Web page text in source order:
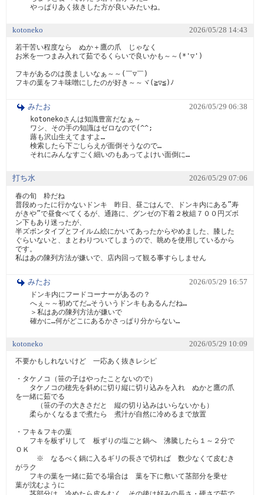
やっぱりあく抜きした方が良いみたいね。
kotoneko 2026/05/28 14:43
若干苦い程度なら　ぬか＋鷹の爪　じゃなく
お米を一つまみ入れて茹でるくらいで良いかも～～(*'▽')
フキがあるのは羨ましいなぁ～～(￣▽￣)
フキの葉をフキ味噌にしたのが好き～～ヾ(≧▽≦)ﾉ
みたお
2026/05/29 06:38
kotonekoさんは知識豊富だなぁ～
ワシ、その手の知識はゼロなので(^^;
蕗も沢山生えてますよ…
検索したら下ごしらえが面倒そうなので…
それにみんなすごく細いのもあってよけい面倒に…
打ち水 2026/05/29 07:06
春の旬　粋だね
普段めったに行かないドンキ　昨日、昼ごはんで、ドンキ内にある”寿
がきや”で昼食べてくるが、通路に、グンゼの下着２枚組７００円ズボ
ン下もあり迷ったが、
半ズボンタイプとフイルム絵にかいてあったからやめました、膝した
ぐらいないと、まとわりついてしまうので、眺めを使用しているから
です。
私はあの陳列方法が嫌いで、店内回って観る事すらしません
みたお
2026/05/29 16:57
ドンキ内にフードコーナーがあるの？
へぇ～～初めてだ…そういうドンキもあるんだね…
＞私はあの陳列方法が嫌いで
確かに…何がどこにあるかさっぱり分からない…
kotoneko 2026/05/29 10:09
不要かもしれないけど　一応あく抜きレシピ
・タケノコ（笹の子はやったことないので）
タケノコの穂先を斜めに切り縦に切り込みを入れ　ぬかと鷹の爪
を一緒に茹でる
（笹の子の大きさだと　縦の切り込みはいらないかも）
柔らかくなるまで煮たら　煮汁が自然に冷めるまで放置
・フキ＆フキの葉
フキを板ずりして　板ずりの塩ごと鍋へ　沸騰したら１～２分で
ＯＫ
※　なるべく鍋に入るギリの長さで切れば　数少なくて皮むき
がラク
フキの葉を一緒に茹でる場合は　葉を下に敷いて茎部分を乗せ
葉が沈むように